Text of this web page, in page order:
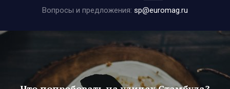
Вопросы и предложения: sp@euromag.ru